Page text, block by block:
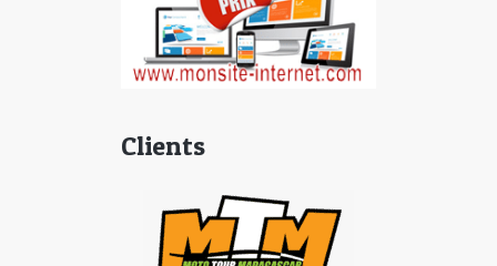
Clients